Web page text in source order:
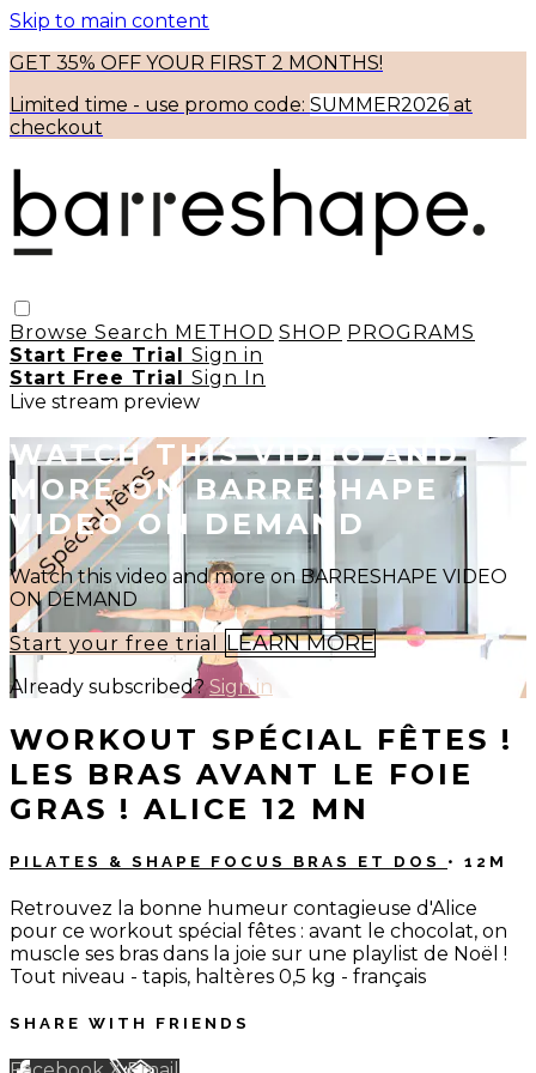
Skip to main content
GET 35% OFF YOUR FIRST 2 MONTHS!
Limited time - use promo code: SUMMER2026 at
checkout
Browse Search METHOD SHOP PROGRAMS
Start Free Trial Sign in
Start Free Trial Sign In
Live stream preview
WATCH THIS VIDEO AND
MORE ON BARRESHAPE
VIDEO ON DEMAND
Watch this video and more on BARRESHAPE VIDEO
ON DEMAND
Start your free trial LEARN MORE
Already subscribed?Sign in
WORKOUT SPÉCIAL FÊTES !
LES BRAS AVANT LE FOIE
GRAS ! ALICE 12 MN
PILATES & SHAPE FOCUS BRAS ET DOS • 12M
Retrouvez la bonne humeur contagieuse d'Alice
pour ce workout spécial fêtes : avant le chocolat, on
muscle ses bras dans la joie sur une playlist de Noël !
Tout niveau - tapis, haltères 0,5 kg - français
SHARE WITH FRIENDS